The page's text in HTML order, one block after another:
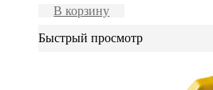
В корзину
Быстрый просмотр